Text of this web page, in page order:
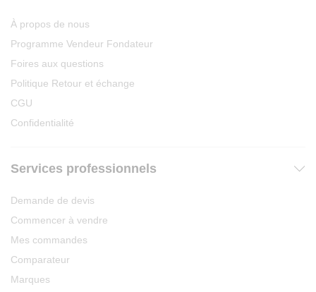
À propos de nous
Programme Vendeur Fondateur
Foires aux questions
Politique Retour et échange
CGU
Confidentialité
Services professionnels
Demande de devis
Commencer à vendre
Mes commandes
Comparateur
Marques